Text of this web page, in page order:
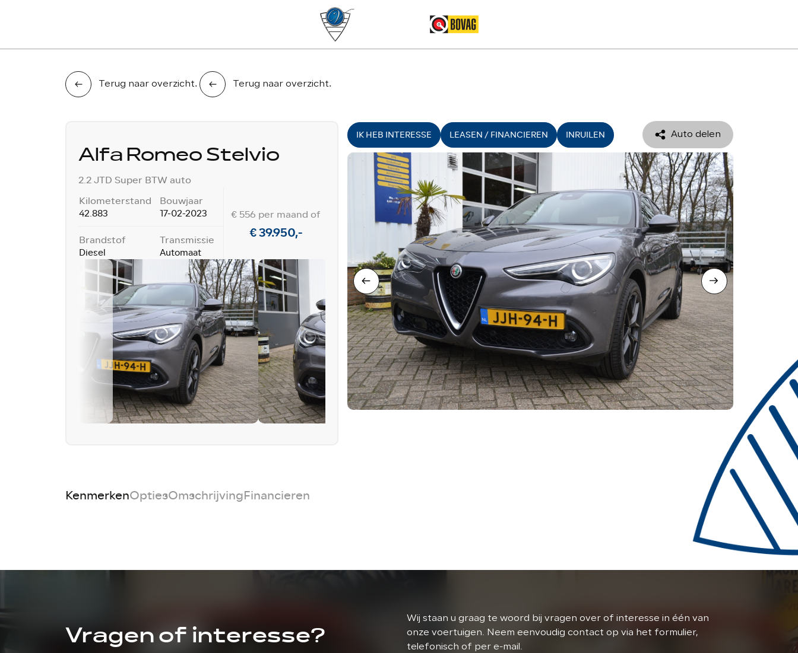
Terug naar overzicht. Terug naar overzicht.
IK HEB INTERESSE LEASEN / FINANCIEREN INRUILEN Auto delen
Alfa Romeo Stelvio
2.2 JTD Super BTW auto
Kilometerstand
42.883
Bouwjaar
17-02-2023
Brandstof
Diesel
Transmissie
Automaat
€ 556 per maand of
€ 39.950,-
KenmerkenOptiesOmschrijvingFinancieren
Vragen of interesse?
Wij staan u graag te woord bij vragen over of interesse in één van
onze voertuigen. Neem eenvoudig contact op via het formulier,
telefonisch of per e-mail.